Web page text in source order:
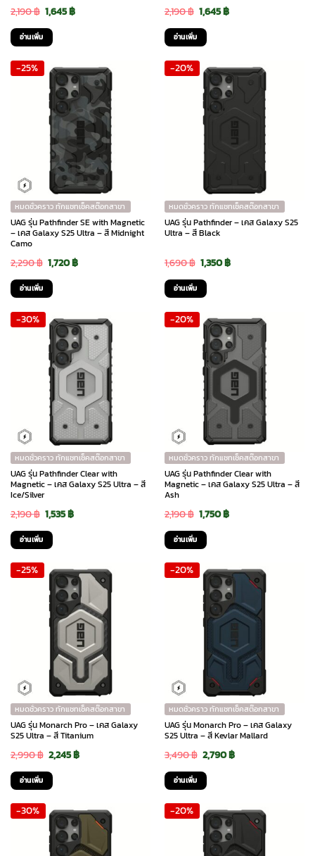
2,190฿ Original
price
was:
2,190 ฿.
1,645฿Current
1,645 ฿.
อ่านเพิ่ม
2,190฿ Original
price
was:
2,190 ฿.
1,645฿Current
1,645 ฿.
อ่านเพิ่ม
-25%
หมดชั่วคราว ทักแชทเช็คสต๊อกสาขา
UAG รุ่น Pathfinder SE with Magnetic
– เคส Galaxy S25 Ultra – สี Midnight
Camo
2,290฿ Original
price
was:
2,290 ฿.
1,720฿Current
1,720 ฿.
อ่านเพิ่ม
-20%
หมดชั่วคราว ทักแชทเช็คสต๊อกสาขา
UAG รุ่น Pathfinder – เคส Galaxy S25
Ultra – สี Black
1,690฿ Original
price
was:
1,690 ฿.
1,350฿Current
1,350 ฿.
อ่านเพิ่ม
-30%
หมดชั่วคราว ทักแชทเช็คสต๊อกสาขา
UAG รุ่น Pathfinder Clear with
Magnetic – เคส Galaxy S25 Ultra – สี
Ice/Silver
2,190฿ Original
price
was:
2,190 ฿.
1,535฿Current
1,535 ฿.
อ่านเพิ่ม
-20%
หมดชั่วคราว ทักแชทเช็คสต๊อกสาขา
UAG รุ่น Pathfinder Clear with
Magnetic – เคส Galaxy S25 Ultra – สี
Ash
2,190฿ Original
price
was:
2,190 ฿.
1,750฿Current
1,750 ฿.
อ่านเพิ่ม
-25%
หมดชั่วคราว ทักแชทเช็คสต๊อกสาขา
UAG รุ่น Monarch Pro – เคส Galaxy
S25 Ultra – สี Titanium
2,990฿ Original
price
was:
2,990 ฿.
2,245฿Current
2,245 ฿.
อ่านเพิ่ม
-20%
หมดชั่วคราว ทักแชทเช็คสต๊อกสาขา
UAG รุ่น Monarch Pro – เคส Galaxy
S25 Ultra – สี Kevlar Mallard
3,490฿ Original
price
was:
3,490 ฿.
2,790฿Current
2,790 ฿.
อ่านเพิ่ม
-30% -20%